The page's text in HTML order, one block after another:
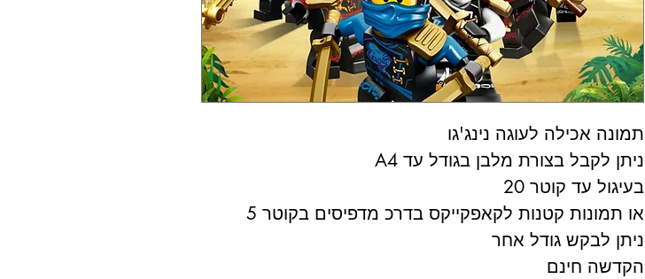
תמונה אכילה לעוגה נינג'גו
ניתן לקבל בצורת מלבן בגודל עד A4
בעיגול עד קוטר 20
או תמונות קטנות לקאפקייקס בדרכ מדפיסים בקוטר 5
ניתן לבקש גודל אחר
הקדשה חינם